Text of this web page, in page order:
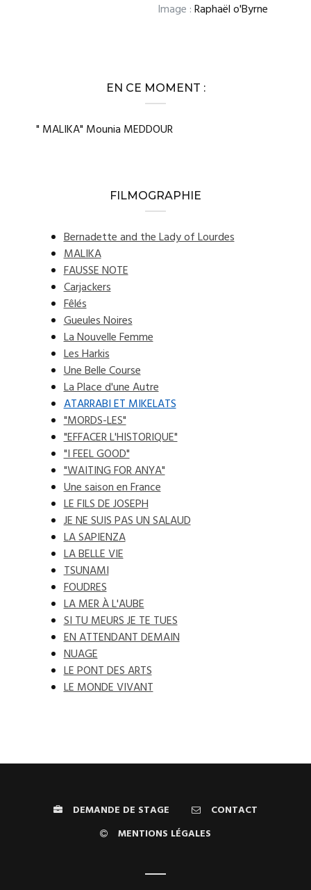
Image :Raphaël o'Byrne
EN CE MOMENT :
" MALIKA" Mounia MEDDOUR
FILMOGRAPHIE
Bernadette and the Lady of Lourdes
MALIKA
FAUSSE NOTE
Carjackers
Fêlés
Gueules Noires
La Nouvelle Femme
Les Harkis
Une Belle Course
La Place d'une Autre
ATARRABI ET MIKELATS
"MORDS-LES"
"EFFACER L'HISTORIQUE"
"I FEEL GOOD"
"WAITING FOR ANYA"
Une saison en France
LE FILS DE JOSEPH
JE NE SUIS PAS UN SALAUD
LA SAPIENZA
LA BELLE VIE
TSUNAMI
FOUDRES
LA MER À L'AUBE
SI TU MEURS JE TE TUES
EN ATTENDANT DEMAIN
NUAGE
LE PONT DES ARTS
LE MONDE VIVANT
DEMANDE DE STAGE
CONTACT
MENTIONS LÉGALES